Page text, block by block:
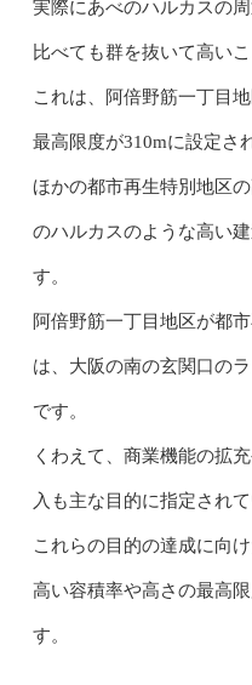
実際にあべのハルカスの
比べても群を抜いて高い
これは、阿倍野筋一丁目
最高限度が310mに設定さ
ほかの都市再生特別地区
のハルカスのような高い
す。
阿倍野筋一丁目地区が都
は、大阪の南の玄関口の
です。
くわえて、商業機能の拡
入も主な目的に指定されて
これらの目的の達成に向
高い容積率や高さの最高
す。